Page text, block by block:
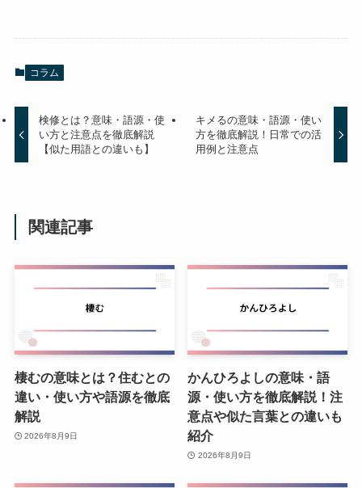
コラム
検修とは？意味・語源・使
い方と注意点を徹底解説
【似た用語との違いも】
キメるの意味・語源・使い
方を徹底解説！日常での活
用例と注意点
関連記事
棲むの意味とは？住むとの
違い・使い方や語源を徹底
解説
2026年8月9日
かんひろよしの意味・語
源・使い方を徹底解説！注
意点や似た言葉との違いも
紹介
2026年8月9日